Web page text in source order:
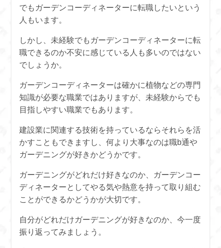
でもガーデンコーディネーターに転職したいという
人もいます。
しかし、未経験でもガーデンコーディネーターに転
職できるのか不安に感じている人も多いのではない
でしょうか。
ガーデンコーディネーターは確かに植物などの専門
知識が必要な職業ではありますが、未経験からでも
目指しやすい職業でもあります。
建設業に関連する技術を持っているならそれらを活
かすこともできますし、何より大事なのは職b通や
ガーデニングが好きかどうかです。
ガーデニングがどれだけ好きなのか、ガーデンコー
ディネーターとしてやる気や熱意を持って取り組む
ことができるかどうかが大切です。
自分がどれだけガーデニングが好きなのか、今一度
振り返ってみましょう。